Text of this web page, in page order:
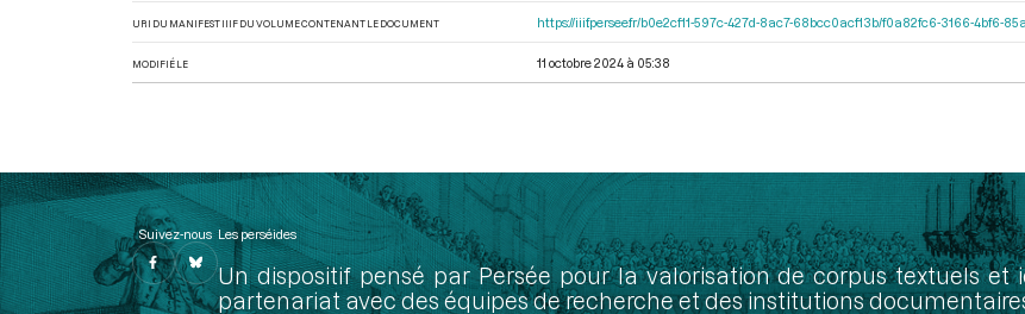
URI DU MANIFEST IIIF DU VOLUME CONTENANT LE DOCUMENT https://iiif.persee.fr/b0e2cf11-597c-427d-8ac7-68bcc0acf13b/f0a82fc6-3166-4bf6-
MODIFIÉ LE 11 octobre 2024 à 05:38
Suivez-nous Les perséides
Un dispositif pensé par Persée pour la valorisation de corpus textuels et
partenariat avec des équipes de recherche et des institutions